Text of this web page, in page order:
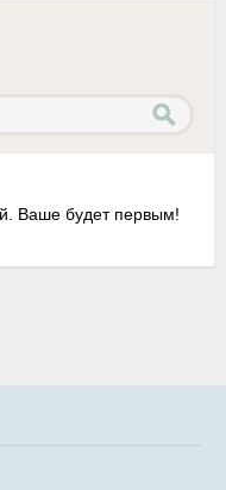
Ваше будет первым!